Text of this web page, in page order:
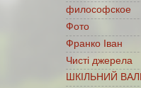
философское
Фото
Франко Іван
Чисті джерела
ШКІЛЬНИЙ